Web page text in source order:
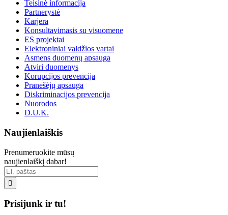
Teisinė informacija
Partnerystė
Karjera
Konsultavimasis su visuomene
ES projektai
Elektroniniai valdžios vartai
Asmens duomenų apsauga
Atviri duomenys
Korupcijos prevencija
Pranešėjų apsauga
Diskriminacijos prevencija
Nuorodos
D.U.K.
Naujienlaiškis
Prenumeruokite mūsų
naujienlaiškį dabar!

Prisijunk ir tu!